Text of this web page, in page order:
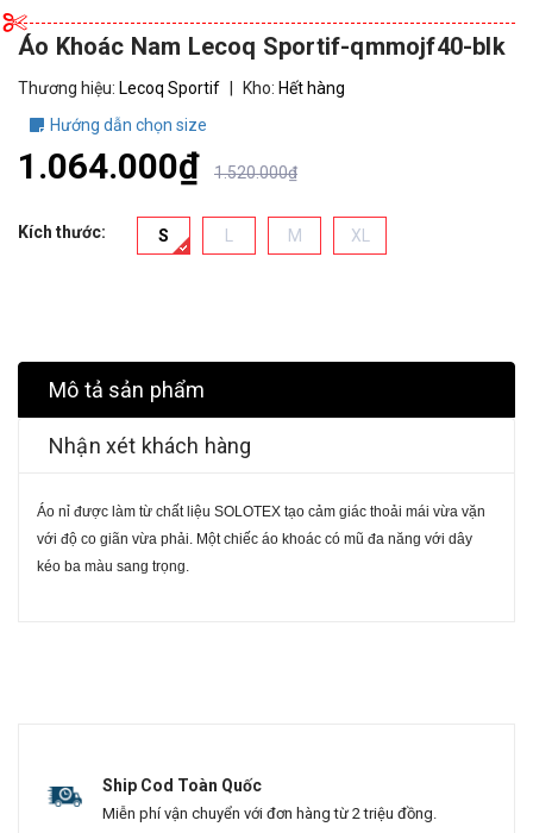
Áo Khoác Nam Lecoq Sportif-qmmojf40-blk
Thương hiệu: Lecoq Sportif Kho: Hết hàng
Hướng dẫn chọn size
1.064.000₫ 1.520.000₫
Kích thước: S M XL
Mô tả sản phẩm
Nhận xét khách hàng
Áo nỉ được làm từ chất liệu SOLOTEX tạo cảm giác thoải mái vừa vặn
với độ co giãn vừa phải. Một chiếc áo khoác có mũ đa năng với dây
kéo ba màu sang trọng.
Ship Cod Toàn Quốc
Miễn phí vận chuyển với đơn hàng từ 2 triệu đồng.